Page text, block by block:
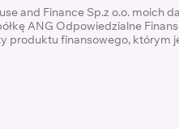
and Finance Sp.z o.o. moich
ANG Odpowiedzialne
produktu finansowego, którym